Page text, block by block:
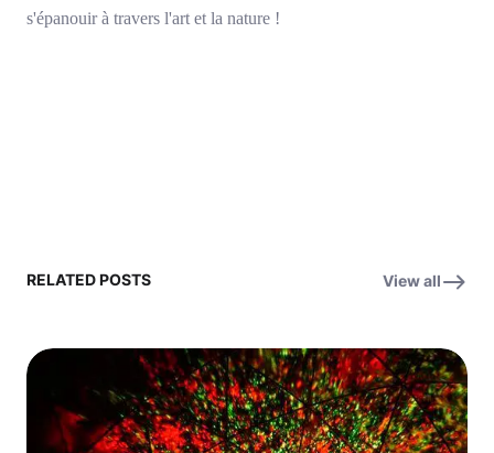
s'épanouir à travers l'art et la nature !
RELATED POSTS View all